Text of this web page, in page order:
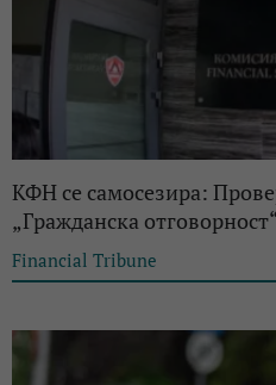
КФН се самосезира:
„Гражданска отговорност“
Financial Tribune